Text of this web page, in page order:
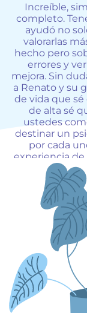
Increíble,
completo.
ayudó no
valorarlas
hecho pero
errores y
mejora. Sin
a Renato y su
de vida que
de alta sé
ustedes
destinar un
por cada
experiencia
podamos
tratando con